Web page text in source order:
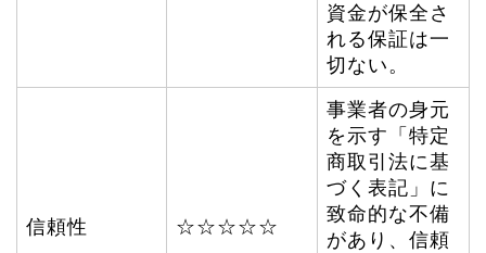
資金が保全さ
れる保証は一
切ない。
信頼性 ☆☆☆☆☆
事業者の身元
を示す「特定
商取引法に基
づく表記」に
致命的な不備
があり、信頼